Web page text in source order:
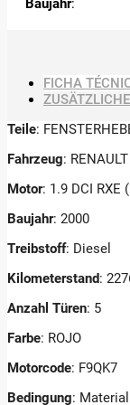
Baujahr:
FICHA
Teile:
Fahrzeug:
Motor: 1.9 DCI RXE
Baujahr: 2000
Treibstoff: Diesel
Kilometerstand:
Anzahl Türen: 5
Farbe: ROJO
Motorcode: F9QK7
Bedingung: